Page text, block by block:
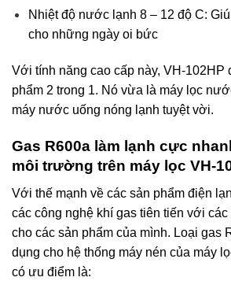
Nhiệt độ nước lạnh 8 – 12 độ C:
cho những ngày oi bức
Với tính năng cao cấp này, VH-
phẩm 2 trong 1. Nó vừa là máy lọc
máy nước uống nóng lạnh tuyệt vời.
Gas R600a làm lạnh cực
môi trường trên máy lọc VH-
Với thế mạnh về các sản phẩm điện
các công nghệ khí gas tiên tiến với
cho các sản phẩm của mình. Loại gas
dụng cho hệ thống máy nén của máy
có ưu điểm là: